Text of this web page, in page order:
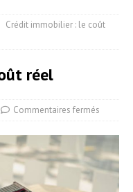
Crédit immobilier : le coût
réel
Commentaires fermés